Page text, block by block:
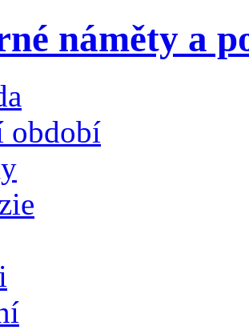
náměty a
období